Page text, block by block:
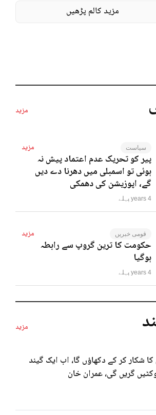
مزید کالم پڑھیں
مزید
سیاست مزید
پیر کو تحریک عدم اعتماد پیش نہ
ہوئی تو اسمبلی میں دھرنا دے دیں
گے، اپوزیشن کی دھمکی
4 years پہلے
قومی خبریں مزید
حکومت کا ترین گروپ سے رابطہ
ہوگیا
4 years پہلے
مزید
شکار کر کے دکھاؤں گا، اب ایک گیند